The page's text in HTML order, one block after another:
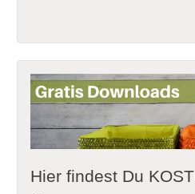
Hier findest Du